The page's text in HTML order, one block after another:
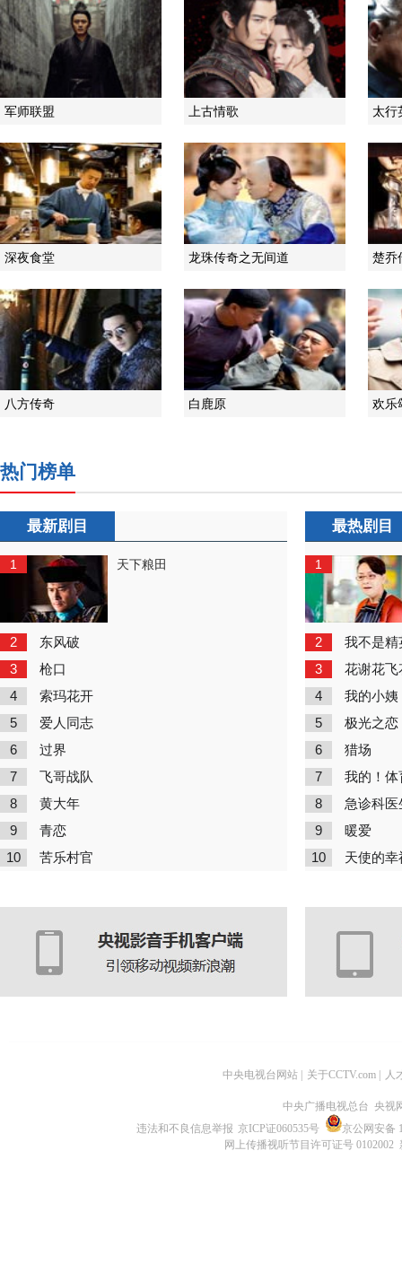
军师联盟 上古情歌 太行
深夜食堂 龙珠传奇之无间道 楚乔
八方传奇 白鹿原 欢乐
热门榜单
最新剧目
1 天下粮田
2 东风破
3 枪口
4 索玛花开
5 爱人同志
6 过界
7 飞哥战队
8 黄大年
9 青恋
10 苦乐村官
最热剧目
1
2 我不是精
3 花谢花飞
4 我的小姨
5 极光之恋
6 猎场
7 我的！体
8 急诊科医
9 暖爱
10 天使的幸
中央电视台网站 关于CCTV.com 人
中央广播电视总台 央视
违法和不良信息举报 京ICP证060535号
京公网安备
网上传播视听节目许可证号 0102002